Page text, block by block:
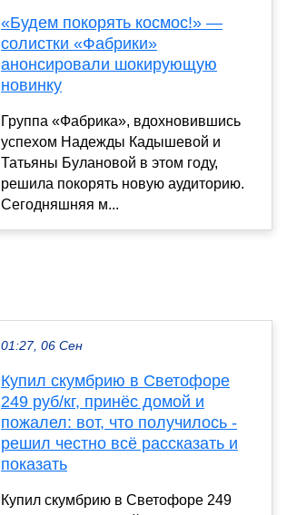
«Будем покорять космос!» —
солистки «Фабрики»
анонсировали шокирующую
новинку
Группа «Фабрика», вдохновившись
успехом Надежды Кадышевой и
Татьяны Булановой в этом году,
решила покорять новую аудиторию.
Сегодняшняя м...
01:27, 06 Сен
Купил скумбрию в Светофоре
249 руб/кг, принёс домой и
пожалел: вот, что получилось -
решил честно всё рассказать и
показать
Купил скумбрию в Светофоре 249